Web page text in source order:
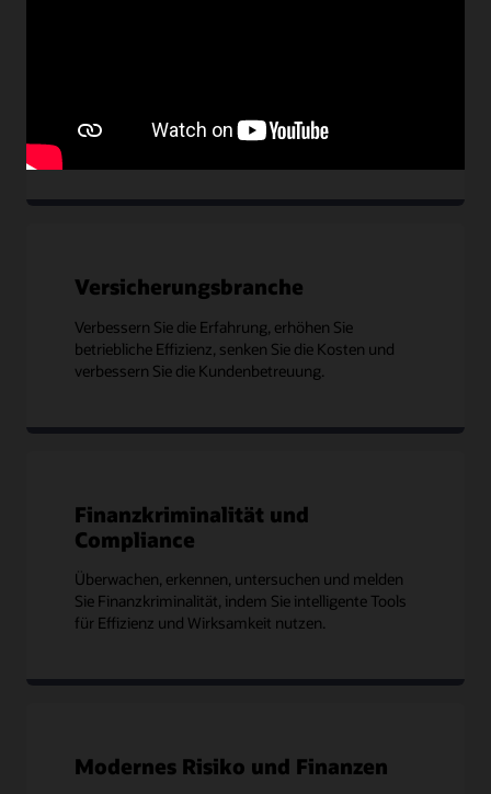
Bieten Sie Echtzeitzugriff auf Liquiditätsdaten und
schnellere Kreditoptionen für Unternehmen.
Versicherungsbranche
Verbessern Sie die Erfahrung, erhöhen Sie
betriebliche Effizienz, senken Sie die Kosten und
verbessern Sie die Kundenbetreuung.
Finanzkriminalität und
Compliance
Überwachen, erkennen, untersuchen und melden
Sie Finanzkriminalität, indem Sie intelligente Tools
für Effizienz und Wirksamkeit nutzen.
Modernes Risiko und Finanzen